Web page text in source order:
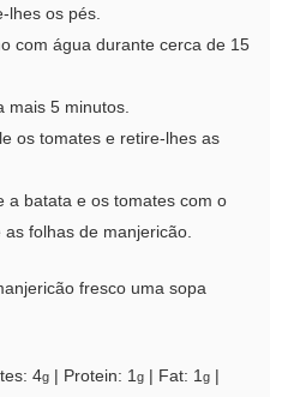
lhes os pés.
com água durante cerca de 15
mais 5 minutos.
os tomates e retire-lhes as
a batata e os tomates com o
folhas de manjericão.
fresco uma sopa
4g Protein: 1g Fat: 1g